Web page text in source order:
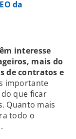
da
interesse
mais do
de contratos e
importante
que ficar
Quanto mais
todo o